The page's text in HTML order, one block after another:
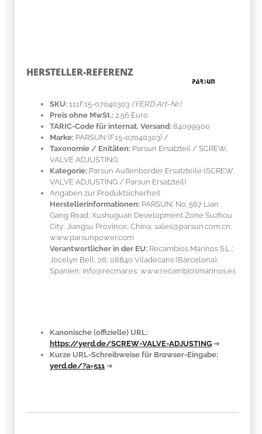
HERSTELLER-REFERENZ
SKU: 111F15-07040303 (YERD Art-Nr.)
Preis ohne MwSt.: 2.56 Euro
TARIC-Code für internat. Versand: 84099900
Marke: PARSUN (F15-07040303) /
Taxonomie / Enitäten: Parsun Ersatzteil / SCREW,
VALVE ADJUSTING
Kategorie: Parsun Außenborder Ersatzteile (SCREW,
VALVE ADJUSTING / Parsun Ersatzteil)
Angaben zur Produktsicherheit
Herstellerinformationen: PARSUN; No. 567 Lian
Gang Road; Xushuguan Development Zone Suzhou
City; Jiangsu Province; China; sales@parsun.com.cn;
www.parsunpower.com
Verantwortlicher in der EU: Recambios Marinos S.L.;
Jocelyn Bell, 26; 08840 Viladecans (Barcelona);
Spanien; info@recmar.es; www.recambiosmarinos.es
Kanonische (offizielle) URL:
https://yerd.de/SCREW-VALVE-ADJUSTING ➔
Kurze URL-Schreibweise für Browser-Eingabe:
yerd.de/?a=511 ➔